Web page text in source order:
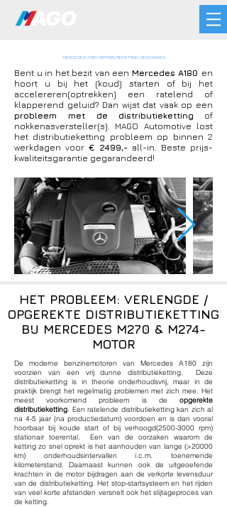
MERCEDES A180 DISTRIBUTIEKETTING VERVANGEN
Bent u in het bezit van een Mercedes A180 en
hoort u bij het (koud) starten of bij het
accelereren(optrekken) een ratelend of
klapperend geluid? Dan wijst dat vaak op een
probleem met de distributieketting of
nokkenasversteller(s). MAGO Automotive lost
het distributieketting probleem op binnen 2
werkdagen voor € 2499,- all-in. Beste prijs-
kwaliteitsgarantie gegarandeerd!
HET PROBLEEM: VERLENGDE /
OPGEREKTE DISTRIBUTIEKETTING
BIJ MERCEDES M270 & M274-
MOTOR
De moderne benzinemotoren van Mercedes A180 zijn
voorzien van een vrij dunne distributieketting. Deze
distributieketting is in theorie onderhoudsvrij, maar in de
praktijk brengt het regelmatig problemen met zich mee. Het
meest voorkomend probleem is de opgerekte
distributieketting. Een ratelende distributieketting kan zich al
na 4-5 jaar (na productiedatum) voordoen en is dan vooral
hoorbaar bij koude start of bij verhoogd(2500-3000 rpm)
stationair toerental. Een van de oorzaken waarom de
ketting zo snel oprekt is het aanhouden van lange (>20000
km) onderhoudsintervallen i.c.m. toenemende
kilometerstand. Daarnaast kunnen ook de uitgeoefende
krachten in de motor bijdragen aan de verkorte levensduur
van de distributieketting. Het stop-startsysteem en het rijden
van veel korte afstanden versnelt ook het slijtageproces van
de ketting.